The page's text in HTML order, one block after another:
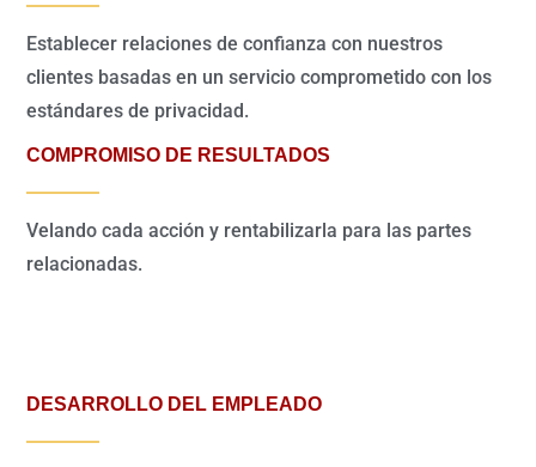
Establecer relaciones de confianza con nuestros
clientes basadas en un servicio comprometido con los
estándares de privacidad.
COMPROMISO DE RESULTADOS
Velando cada acción y rentabilizarla para las partes
relacionadas.
DESARROLLO DEL EMPLEADO